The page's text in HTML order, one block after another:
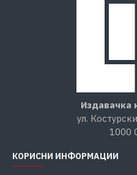
Издавачка
ул.
1000
КОРИСНИ ИНФОРМАЦИИ